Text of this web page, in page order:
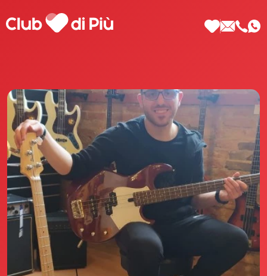
Scopri Club di Più
Le testimonianze Club di Più
La fondatrice Valeria Pilla
Annunci Donne
Agenzia matrimoniale Club di Più
Love Notebook
Il libro Donna di Cuori